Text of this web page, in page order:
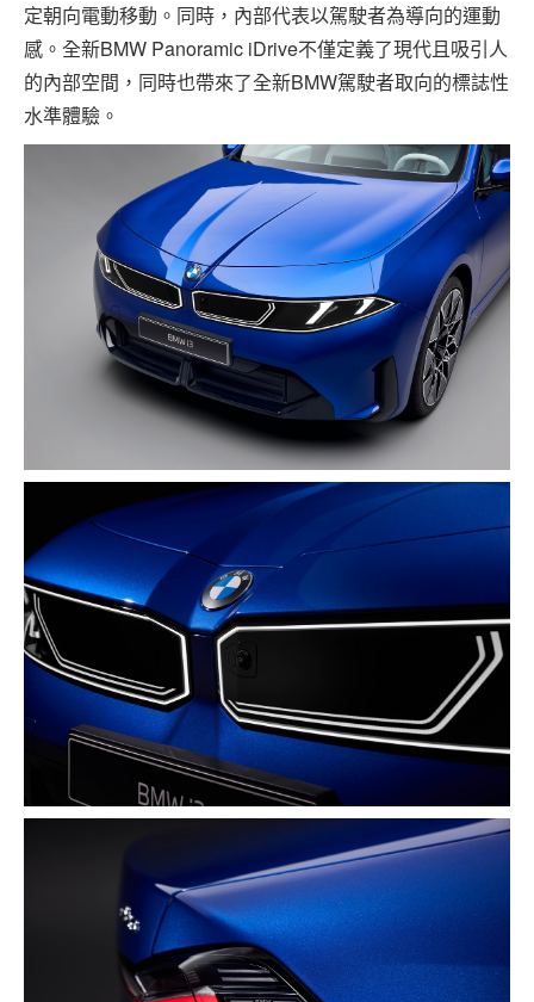
定朝向電動移動。同時，內部代表以駕駛者為導向的運動
感。全新BMW Panoramic iDrive不僅定義了現代且吸引人
的內部空間，同時也帶來了全新BMW駕駛者取向的標誌性
水準體驗。